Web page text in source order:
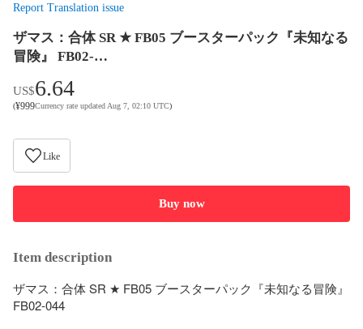
Report Translation issue
ザマス：合体 SR ★ FB05 ブースターパック『未知なる
冒険』 FB02-…
US$6.64
(¥999Currency rate updated Aug 7, 02:10 UTC)
Like
Buy now
Item description
ザマス：合体 SR ★ FB05 ブースターパック『未知なる冒険』
FB02-044